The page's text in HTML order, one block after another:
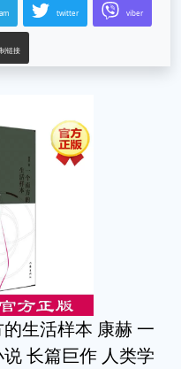
twitter viber
链接
的生活样本 康赫 一
长篇巨作 人类学